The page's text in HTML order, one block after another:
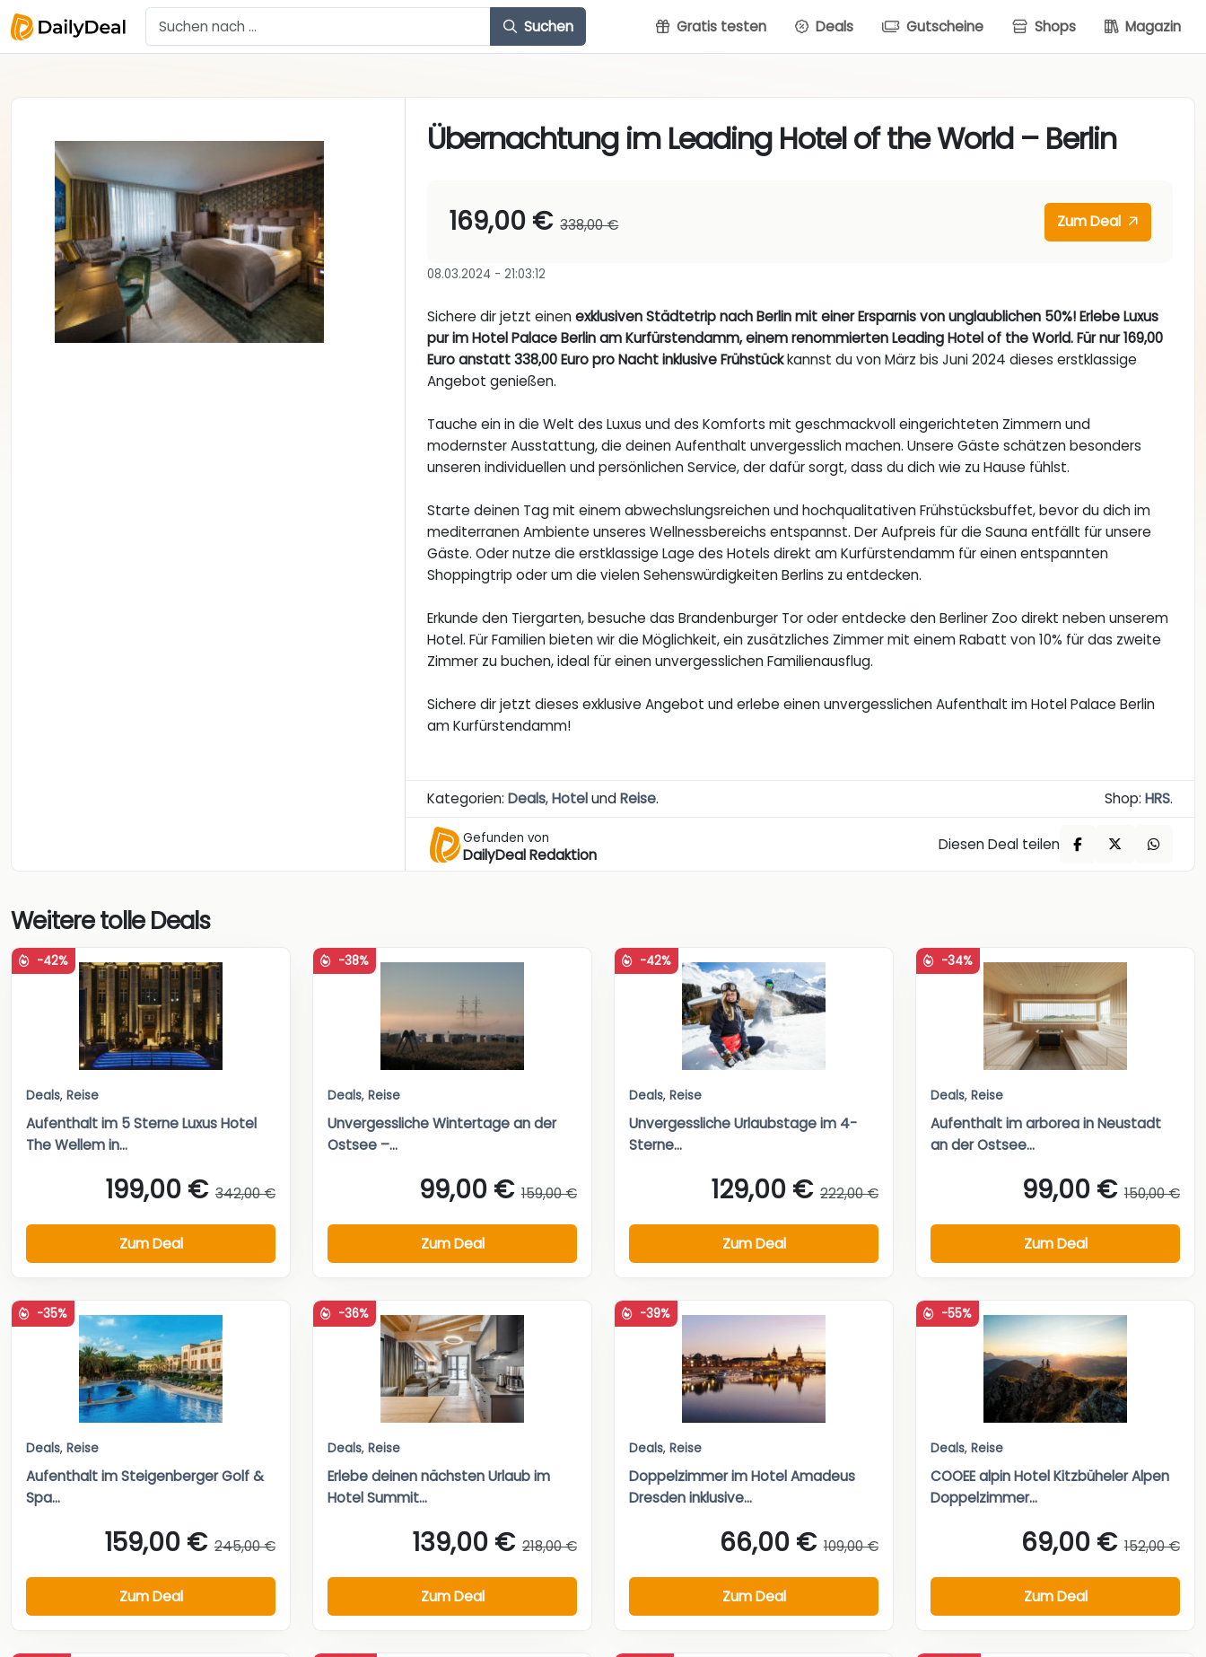
Suchen Gratis testen Deals Gutscheine Shops Magazin
Übernachtung im Leading Hotel of the World – Berlin
169,00 € 338,00 € Zum Deal
08.03.2024 - 21:03:12
Sichere dir jetzt einenexklusiven Städtetrip nach Berlin mit einer Ersparnis von unglaublichen 50%! Erlebe Luxus
pur im Hotel Palace Berlin am Kurfürstendamm, einem renommierten Leading Hotel of the World. Für nur 169,00
Euro anstatt 338,00 Euro pro Nacht inklusive Frühstückkannst du von März bis Juni 2024 dieses erstklassige
Angebot genießen.
Tauche ein in die Welt des Luxus und des Komforts mit geschmackvoll eingerichteten Zimmern und
modernster Ausstattung, die deinen Aufenthalt unvergesslich machen. Unsere Gäste schätzen besonders
unseren individuellen und persönlichen Service, der dafür sorgt, dass du dich wie zu Hause fühlst.
Starte deinen Tag mit einem abwechslungsreichen und hochqualitativen Frühstücksbuffet, bevor du dich im
mediterranen Ambiente unseres Wellnessbereichs entspannst. Der Aufpreis für die Sauna entfällt für unsere
Gäste. Oder nutze die erstklassige Lage des Hotels direkt am Kurfürstendamm für einen entspannten
Shoppingtrip oder um die vielen Sehenswürdigkeiten Berlins zu entdecken.
Erkunde den Tiergarten, besuche das Brandenburger Tor oder entdecke den Berliner Zoo direkt neben unserem
Hotel. Für Familien bieten wir die Möglichkeit, ein zusätzliches Zimmer mit einem Rabatt von 10% für das zweite
Zimmer zu buchen, ideal für einen unvergesslichen Familienausflug.
Sichere dir jetzt dieses exklusive Angebot und erlebe einen unvergesslichen Aufenthalt im Hotel Palace Berlin
am Kurfürstendamm!
Kategorien:Deals,HotelundReise. Shop: HRS.
Gefunden von
DailyDeal Redaktion
Diesen Deal teilen
Weitere tolle Deals
-42%
Deals, Reise
Aufenthalt im 5 Sterne Luxus Hotel
The Wellem in...
199,00 € 342,00 €
Zum Deal
-38%
Deals, Reise
Unvergessliche Wintertage an der
Ostsee –...
99,00 € 159,00 €
Zum Deal
-42%
Deals, Reise
Unvergessliche Urlaubstage im 4-
Sterne...
129,00 € 222,00 €
Zum Deal
-34%
Deals, Reise
Aufenthalt im arborea in Neustadt
an der Ostsee...
99,00 € 150,00 €
Zum Deal
-35%
Deals, Reise
Aufenthalt im Steigenberger Golf &
Spa...
159,00 € 245,00 €
Zum Deal
-36%
Deals, Reise
Erlebe deinen nächsten Urlaub im
Hotel Summit...
139,00 € 218,00 €
Zum Deal
-39%
Deals, Reise
Doppelzimmer im Hotel Amadeus
Dresden inklusive...
66,00 € 109,00 €
Zum Deal
-55%
Deals, Reise
COOEE alpin Hotel Kitzbüheler Alpen
Doppelzimmer...
69,00 € 152,00 €
Zum Deal